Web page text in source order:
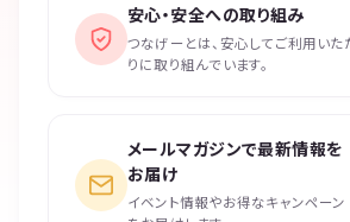
安心・安全への取り組み
つなげーとは、安心してご利用いた
りに取り組んでいます。
メールマガジンで最新情報を
お届け
イベント情報やお得なキャンペーン